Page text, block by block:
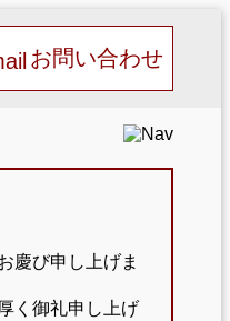
お問い合わせ
慶び申し上げま
く御礼申し上げ